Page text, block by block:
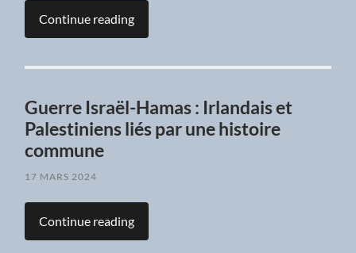
Continue reading
Guerre Israël-Hamas : Irlandais et
Palestiniens liés par une histoire
commune
17 MARS 2024
Continue reading